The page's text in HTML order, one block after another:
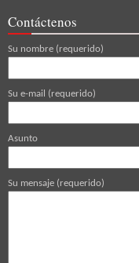
Contáctenos
Su nombre (requerido)
Su e-mail (requerido)
Asunto
Su mensaje (requerido)